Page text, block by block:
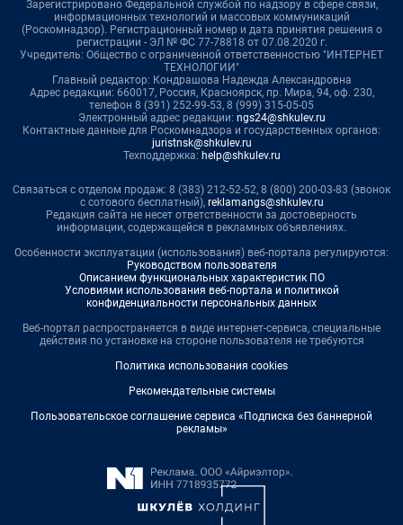
Зарегистрировано Федеральной службой по надзору в сфере связи,
информационных технологий и массовых коммуникаций
(Роскомнадзор). Регистрационный номер и дата принятия решения о
регистрации - ЭЛ № ФС 77-78818 от 07.08.2020 г.
Учредитель: Общество с ограниченной ответственностью "ИНТЕРНЕТ
ТЕХНОЛОГИИ"
Главный редактор: Кондрашова Надежда Александровна
Адрес редакции: 660017, Россия, Красноярск, пр. Мира, 94, оф. 230,
телефон 8 (391) 252-99-53, 8 (999) 315-05-05
Электронный адрес редакции: ngs24@shkulev.ru
Контактные данные для Роскомнадзора и государственных органов:
juristnsk@shkulev.ru
Техподдержка: help@shkulev.ru
Связаться с отделом продаж: 8 (383) 212-52-52, 8 (800) 200-03-83 (звонок
с сотового бесплатный), reklamangs@shkulev.ru
Редакция сайта не несет ответственности за достоверность
информации, содержащейся в рекламных объявлениях.
Особенности эксплуатации (использования) веб-портала регулируются:
Руководством пользователя
Описанием функциональных характеристик ПО
Условиями использования веб-портала и политикой
конфиденциальности персональных данных
Веб-портал распространяется в виде интернет-сервиса, специальные
действия по установке на стороне пользователя не требуются
Политика использования cookies
Рекомендательные системы
Пользовательское соглашение сервиса «Подписка без баннерной
рекламы»